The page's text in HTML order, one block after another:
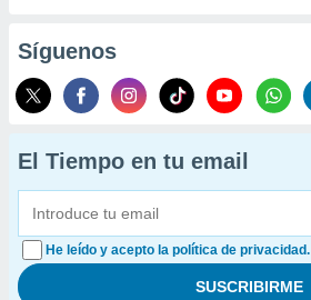
Síguenos
El Tiempo en tu email
He leído y acepto la política de privacidad.